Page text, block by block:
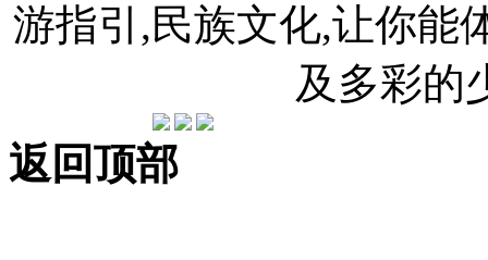
游指引,民族文化,让你能
及多彩的
返回顶部